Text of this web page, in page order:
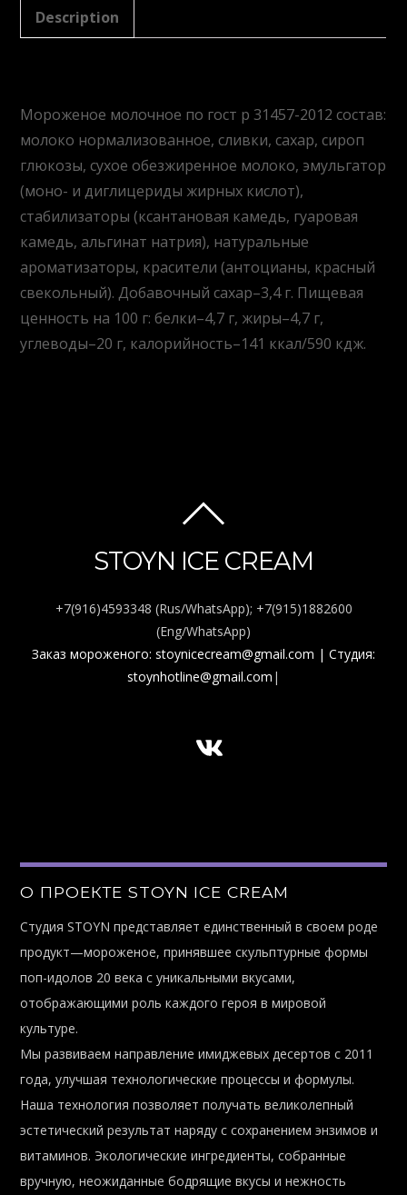
quantity
Description
Мороженое молочное по гост р 31457-2012 состав:
молоко нормализованное, сливки, сахар, сироп
глюкозы, сухое обезжиренное молоко, эмульгатор
(моно- и диглицериды жирных кислот),
стабилизаторы (ксантановая камедь, гуаровая
камедь, альгинат натрия), натуральные
ароматизаторы, красители (антоцианы, красный
свекольный). Добавочный сахар–3,4 г. Пищевая
ценность на 100 г: белки–4,7 г, жиры–4,7 г,
углеводы–20 г, калорийность–141 ккал/590 кдж.
TOP
STOYN ICE CREAM
+7(916)4593348 (Rus/WhatsApp); +7(915)1882600
(Eng/WhatsApp)
Заказ мороженого: stoynicecream@gmail.com | Студия:
stoynhotline@gmail.com |
О ПРОЕКТЕ STOYN ICE CREAM
Студия STOYN представляет единственный в своем роде
продукт—мороженое, принявшее скульптурные формы
поп-идолов 20 века с уникальными вкусами,
отображающими роль каждого героя в мировой
культуре.
Мы развиваем направление имиджевых десертов с 2011
года, улучшая технологические процессы и формулы.
Наша технология позволяет получать великолепный
эстетический результат наряду с сохранением энзимов и
витаминов. Экологические ингредиенты, собранные
вручную, неожиданные бодрящие вкусы и нежность